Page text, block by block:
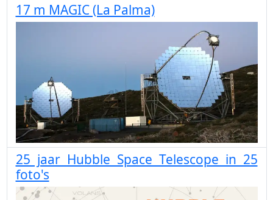
17 m MAGIC (La Palma)
25 jaar Hubble Space Telescope in 25
foto's